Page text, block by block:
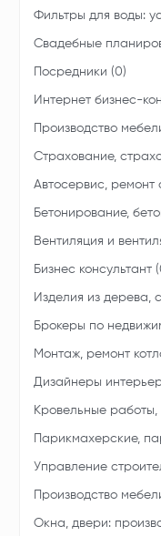
Фильтры для воды:
Свадебные
Посредники (0)
Интернет бизнес-
Производство
Страхование,
Автосервис, ремонт
Бетонирование,
Вентиляция и
Бизнес консультант
Изделия из дерева,
Брокеры по
Монтаж, ремонт
Дизайнеры
Кровельные
Парикмахерские,
Управление
Производство
Окна, двери: